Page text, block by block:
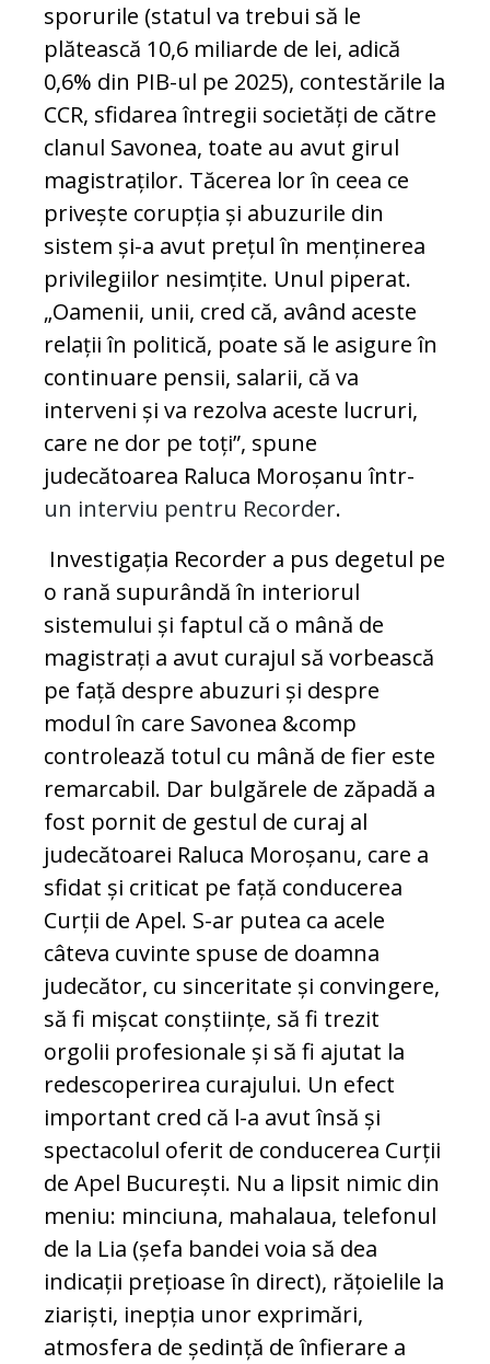
sporurile (statul va trebui să le
plătească 10,6 miliarde de lei, adică
0,6% din PIB-ul pe 2025), contestările la
CCR, sfidarea întregii societăți de către
clanul Savonea, toate au avut girul
magistraților. Tăcerea lor în ceea ce
privește corupția și abuzurile din
sistem și-a avut prețul în menținerea
privilegiilor nesimțite. Unul piperat.
„Oamenii, unii, cred că, având aceste
relații în politică, poate să le asigure în
continuare pensii, salarii, că va
interveni și va rezolva aceste lucruri,
care ne dor pe toți”, spune
judecătoarea Raluca Moroșanu într-
un interviu pentru Recorder.
Investigația Recorder a pus degetul pe
o rană supurândă în interiorul
sistemului și faptul că o mână de
magistrați a avut curajul să vorbească
pe față despre abuzuri și despre
modul în care Savonea &comp
controlează totul cu mână de fier este
remarcabil. Dar bulgărele de zăpadă a
fost pornit de gestul de curaj al
judecătoarei Raluca Moroșanu, care a
sfidat și criticat pe față conducerea
Curții de Apel. S-ar putea ca acele
câteva cuvinte spuse de doamna
judecător, cu sinceritate și convingere,
să fi mișcat conștiințe, să fi trezit
orgolii profesionale și să fi ajutat la
redescoperirea curajului. Un efect
important cred că l-a avut însă și
spectacolul oferit de conducerea Curții
de Apel București. Nu a lipsit nimic din
meniu: minciuna, mahalaua, telefonul
de la Lia (șefa bandei voia să dea
indicații prețioase în direct), rățoielile la
ziariști, inepția unor exprimări,
atmosfera de ședință de înfierare a